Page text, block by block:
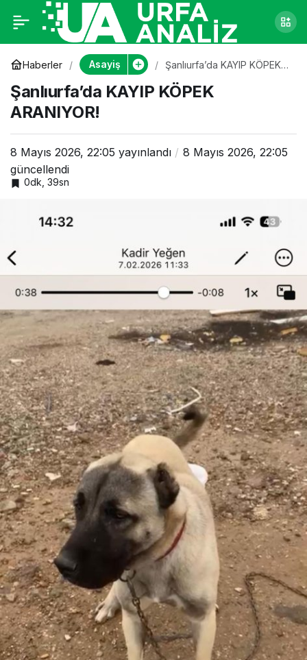
Haberler Asayiş
Şanlıurfa’da KAYIP KÖPEK
Şanlıurfa’da KAYIP KÖPEK
ARANIYOR!
8 Mayıs 2026, 22:05 yayınlandı
8 Mayıs 2026, 22:05
güncellendi
0dk, 39sn
Şanlıurfa’da KAYIP
KÖPEK ARANIYOR!
0